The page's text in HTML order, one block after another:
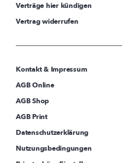
Verträge hier kündigen
Vertrag widerrufen
Kontakt & Impressum
AGB Online
AGB Shop
AGB Print
Datenschutzerklärung
Nutzungsbedingungen